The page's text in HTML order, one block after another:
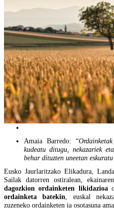
Amaia Barredo: “
kudeatu ditugu, nekazariek
behar dituzten uneetan
Eusko Jaurlaritzako Elikadura,
Sailak datorren ostiralean,
dagozkion ordainketen likidazioa
ordainketa batekin, euskal
zuzeneko ordainketen ia osotasuna